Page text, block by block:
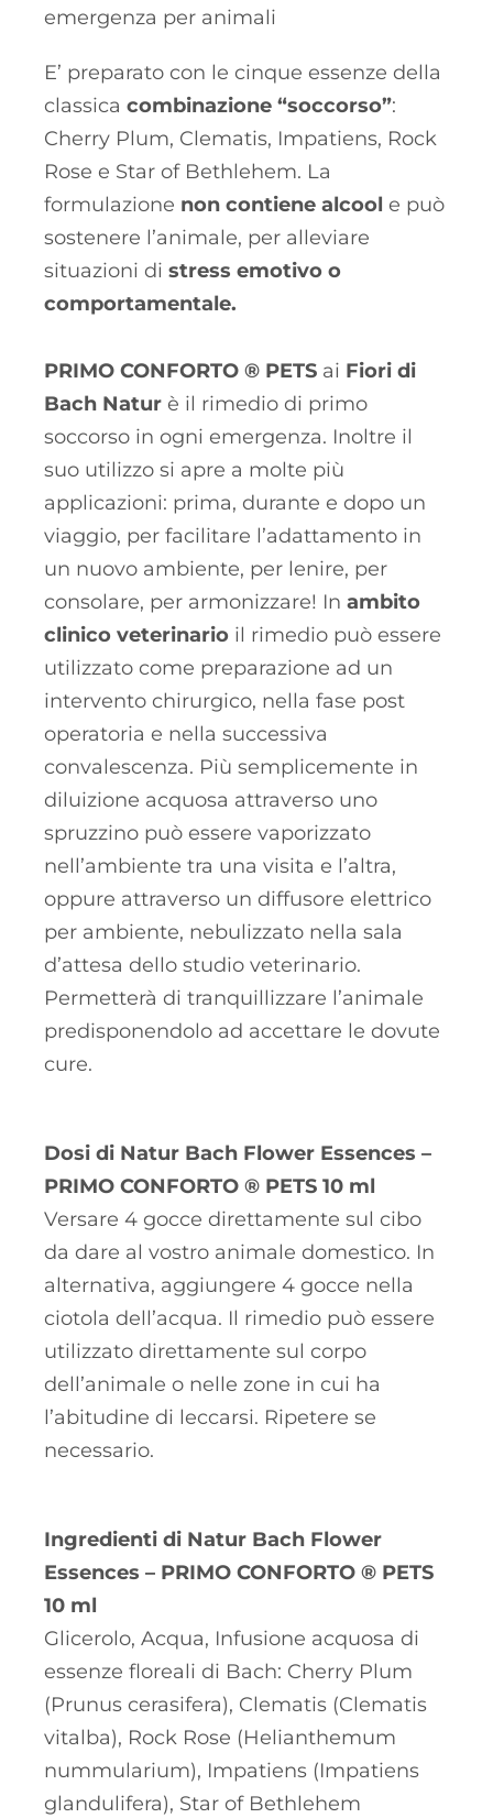
emergenza per animali
E’ preparato con le cinque essenze della
classica combinazione “soccorso”:
Cherry Plum, Clematis, Impatiens, Rock
Rose e Star of Bethlehem. La
formulazione non contiene alcool e può
sostenere l’animale, per alleviare
situazioni di stress emotivo o
comportamentale.
PRIMO CONFORTO ® PETS ai Fiori di
Bach Natur è il rimedio di primo
soccorso in ogni emergenza. Inoltre il
suo utilizzo si apre a molte più
applicazioni: prima, durante e dopo un
viaggio, per facilitare l’adattamento in
un nuovo ambiente, per lenire, per
consolare, per armonizzare! In ambito
clinico veterinario il rimedio può essere
utilizzato come preparazione ad un
intervento chirurgico, nella fase post
operatoria e nella successiva
convalescenza. Più semplicemente in
diluizione acquosa attraverso uno
spruzzino può essere vaporizzato
nell’ambiente tra una visita e l’altra,
oppure attraverso un diffusore elettrico
per ambiente, nebulizzato nella sala
d’attesa dello studio veterinario.
Permetterà di tranquillizzare l’animale
predisponendolo ad accettare le dovute
cure.
Dosi di Natur Bach Flower Essences –
PRIMO CONFORTO ® PETS 10 ml
Versare 4 gocce direttamente sul cibo
da dare al vostro animale domestico. In
alternativa, aggiungere 4 gocce nella
ciotola dell’acqua. Il rimedio può essere
utilizzato direttamente sul corpo
dell’animale o nelle zone in cui ha
l’abitudine di leccarsi. Ripetere se
necessario.
Ingredienti di Natur Bach Flower
Essences – PRIMO CONFORTO ® PETS
10 ml
Glicerolo, Acqua, Infusione acquosa di
essenze floreali di Bach: Cherry Plum
(Prunus cerasifera), Clematis (Clematis
vitalba), Rock Rose (Helianthemum
nummularium), Impatiens (Impatiens
glandulifera), Star of Bethlehem